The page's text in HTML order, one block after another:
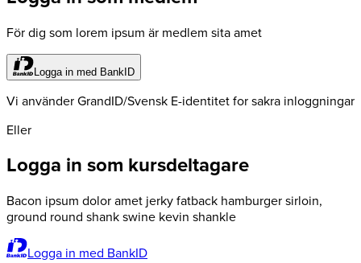
För dig som lorem ipsum är medlem sita amet
Logga in med BankID
Vi använder GrandID/Svensk E-identitet for sakra inloggningar
Eller
Logga in som kursdeltagare
Bacon ipsum dolor amet jerky fatback hamburger sirloin,
ground round shank swine kevin shankle
Logga in med BankID